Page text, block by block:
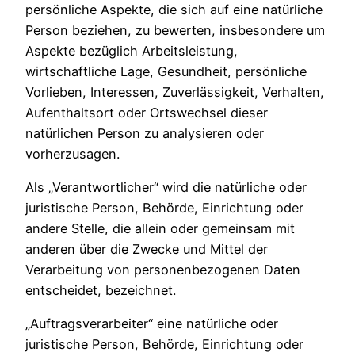
persönliche Aspekte, die sich auf eine natürliche
Person beziehen, zu bewerten, insbesondere um
Aspekte bezüglich Arbeitsleistung,
wirtschaftliche Lage, Gesundheit, persönliche
Vorlieben, Interessen, Zuverlässigkeit, Verhalten,
Aufenthaltsort oder Ortswechsel dieser
natürlichen Person zu analysieren oder
vorherzusagen.
Als „Verantwortlicher“ wird die natürliche oder
juristische Person, Behörde, Einrichtung oder
andere Stelle, die allein oder gemeinsam mit
anderen über die Zwecke und Mittel der
Verarbeitung von personenbezogenen Daten
entscheidet, bezeichnet.
„Auftragsverarbeiter“ eine natürliche oder
juristische Person, Behörde, Einrichtung oder